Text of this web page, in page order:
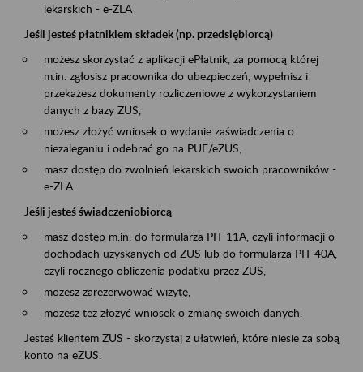
lekarskich - e-ZLA
Jeśli jesteś płatnikiem składek (np. przedsiębiorcą)
możesz skorzystać z aplikacji ePłatnik, za pomocą której
m.in. zgłosisz pracownika do ubezpieczeń, wypełnisz i
przekażesz dokumenty rozliczeniowe z wykorzystaniem
danych z bazy ZUS,
możesz złożyć wniosek o wydanie zaświadczenia o
niezaleganiu i odebrać go na PUE/eZUS,
masz dostęp do zwolnień lekarskich swoich pracowników -
e-ZLA
Jeśli jesteś świadczeniobiorcą
masz dostęp m.in. do formularza PIT 11A, czyli informacji o
dochodach uzyskanych od ZUS lub do formularza PIT 40A,
czyli rocznego obliczenia podatku przez ZUS,
możesz zarezerwować wizytę,
możesz też złożyć wniosek o zmianę swoich danych.
Jesteś klientem ZUS - skorzystaj z ułatwień, które niesie za sobą
konto na eZUS.